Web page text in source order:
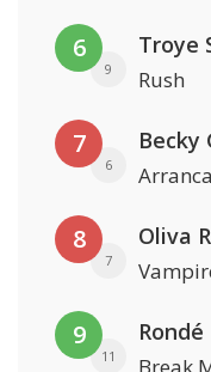
6
9
Troye
Rush
7
6
Becky
Arranca
8
7
Oliva
9
11
Rondé